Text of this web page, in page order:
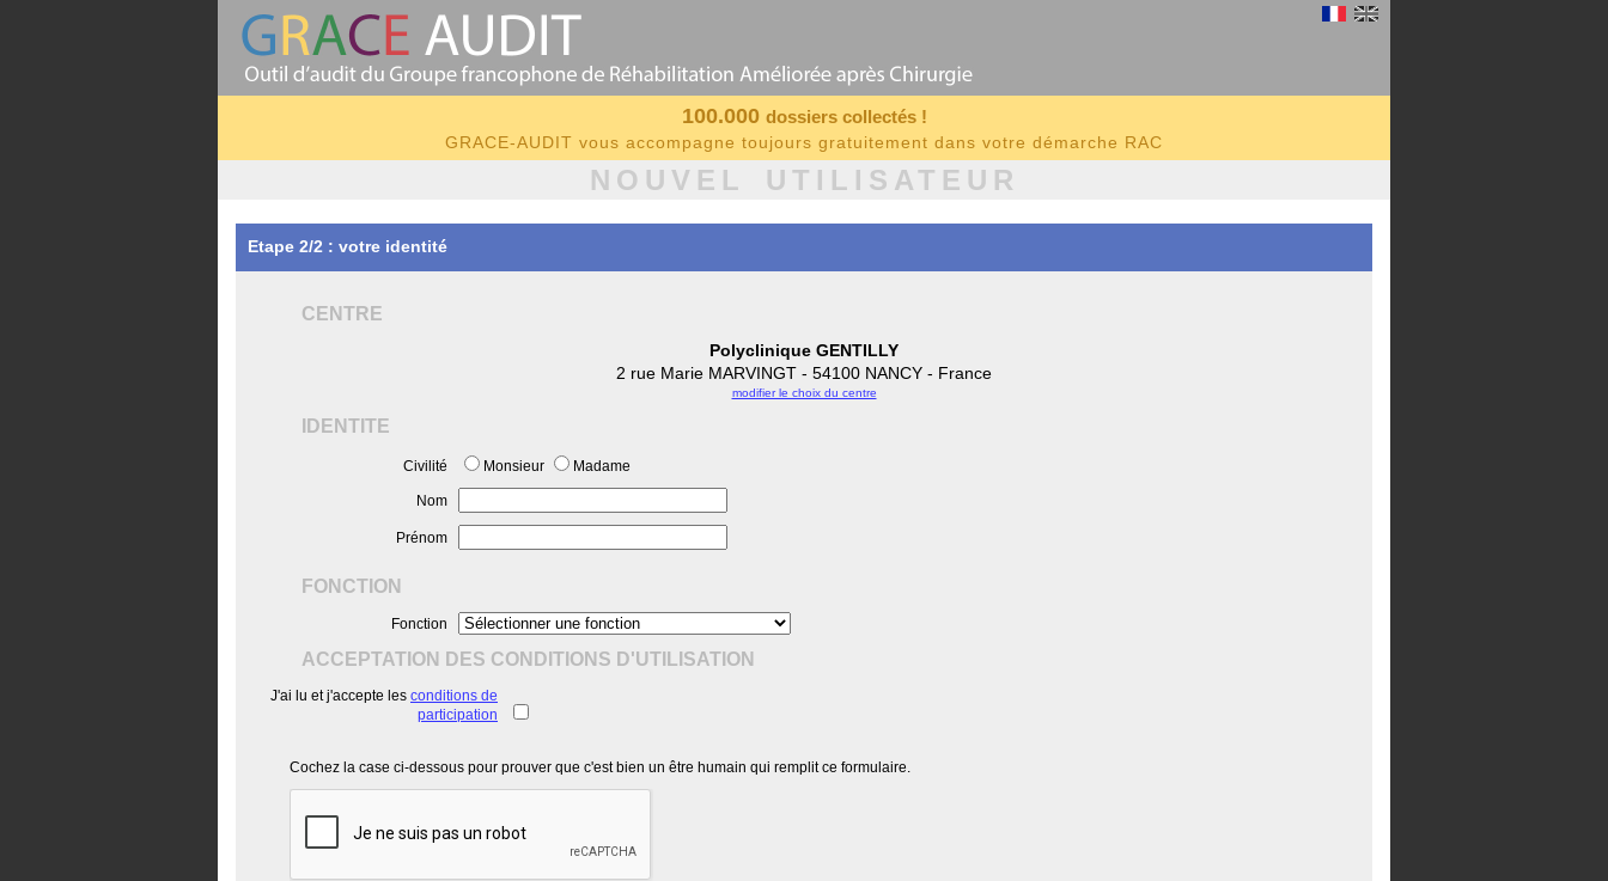
100.000 dossiers collectés !
GRACE-AUDIT vous accompagne toujours gratuitement dans votre démarche RAC
NOUVEL UTILISATEUR
Etape 2/2 : votre identité
CENTRE
Polyclinique GENTILLY
2 rue Marie MARVINGT - 54100 NANCY - France
modifier le choix du centre
IDENTITE
Civilité Monsieur Madame
Nom
Prénom
FONCTION
Fonction
ACCEPTATION DES CONDITIONS D'UTILISATION
J'ai lu et j'accepte les conditions de
participation
Cochez la case ci-dessous pour prouver que c'est bien un être humain qui remplit ce formulaire.